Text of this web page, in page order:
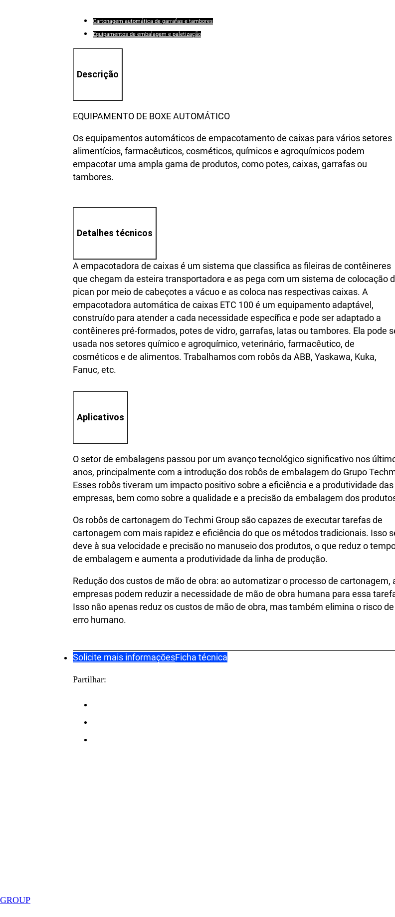
Cartonagem automática de garrafas e tambores
Equipamentos de embalagem e paletização
Descrição
EQUIPAMENTO DE BOXE AUTOMÁTICO
Os equipamentos automáticos de empacotamento de caixas para vários setores
alimentícios, farmacêuticos, cosméticos, químicos e agroquímicos podem
empacotar uma ampla gama de produtos, como potes, caixas, garrafas ou
tambores.
Detalhes técnicos
A empacotadora de caixas é um sistema que classifica as fileiras de contêineres
que chegam da esteira transportadora e as pega com um sistema de colocação
pican por meio de cabeçotes a vácuo e as coloca nas respectivas caixas. A
empacotadora automática de caixas ETC 100 é um equipamento adaptável,
construído para atender a cada necessidade específica e pode ser adaptado a
contêineres pré-formados, potes de vidro, garrafas, latas ou tambores. Ela pode
usada nos setores químico e agroquímico, veterinário, farmacêutico, de
cosméticos e de alimentos. Trabalhamos com robôs da ABB, Yaskawa, Kuka,
Fanuc, etc.
Aplicativos
O setor de embalagens passou por um avanço tecnológico significativo nos
anos, principalmente com a introdução dos robôs de embalagem do Grupo
Esses robôs tiveram um impacto positivo sobre a eficiência e a produtividade das
empresas, bem como sobre a qualidade e a precisão da embalagem dos
Os robôs de cartonagem do Techmi Group são capazes de executar tarefas de
cartonagem com mais rapidez e eficiência do que os métodos tradicionais. Isso
deve à sua velocidade e precisão no manuseio dos produtos, o que reduz o
de embalagem e aumenta a produtividade da linha de produção.
Redução dos custos de mão de obra: ao automatizar o processo de cartonagem,
empresas podem reduzir a necessidade de mão de obra humana para essa
Isso não apenas reduz os custos de mão de obra, mas também elimina o risco de
erro humano.
Solicite mais informaçõesFicha técnica
Partilhar: